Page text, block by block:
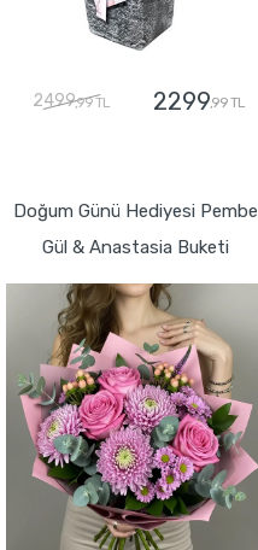
2499,99 TL 2299,99 TL
Doğum Günü Hediyesi Pembe
Gül & Anastasia Buketi